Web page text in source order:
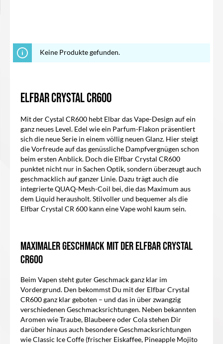
Keine Produkte gefunden.
ELFBAR CRYSTAL CR600
Mit derCystal CR600 hebt Elbardas Vape-Design auf ein
ganz neues Level. Edel wie ein Parfum-Flakon präsentiert
sich die neue Serie in einem völlig neuen Glanz. Hier steigt
die Vorfreude auf das genüssliche Dampfvergnügen schon
beim ersten Anblick. Doch die Elfbar Crystal CR600
punktet nicht nur in Sachen Optik, sondern überzeugt auch
geschmacklich auf ganzer Linie. Dazu trägt auch die
integrierte QUAQ-Mesh-Coil bei, die das Maximum aus
dem Liquid herausholt. Stilvoller und bequemer als die
Elfbar Crystal CR 600 kann eine Vape wohl kaum sein.
Maximaler Geschmack mit derElfbar Crystal
CR600
Beim Vapen steht guter Geschmack ganz klar im
Vordergrund. Den bekommst Du mit der Elfbar Crystal
CR600ganz klar geboten – und das in über zwangzig
verschiedenen Geschmacksrichtungen. Neben bekannten
Aromen wie Traube, Blaubeere oderCola stehen Dir
darüber hinaus auch besondere Geschmacksrichtungen
wie Classic Ice Coffe (frischer Eiskaffee, Pineapple Mojito